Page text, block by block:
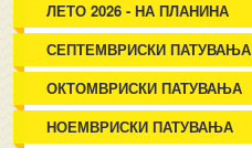
ЛЕТО 2026 - НА ПЛАНИНА
СЕПТЕМВРИСКИ ПАТУВАЊА
ОКТОМВРИСКИ ПАТУВАЊА
НОЕМВРИСКИ ПАТУВАЊА